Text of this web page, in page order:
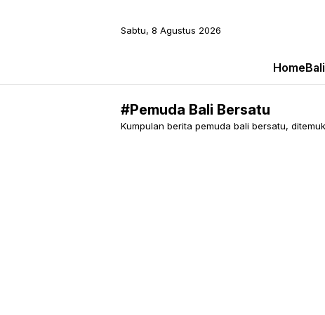
Sabtu, 8 Agustus 2026
Home
#Pemuda Bali Bersatu
Kumpulan berita pemuda bali bersatu,